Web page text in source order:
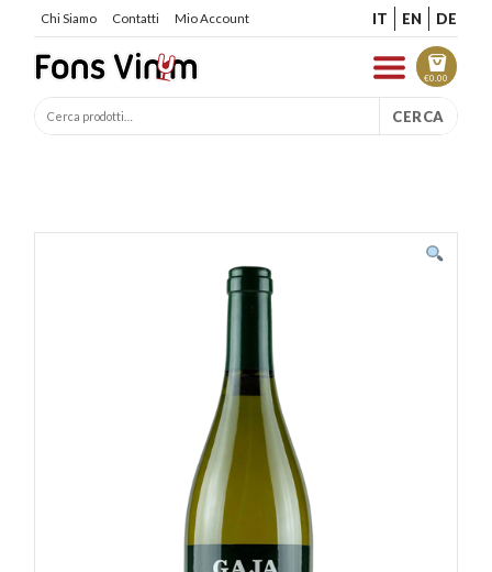
Chi Siamo Contatti Mio Account IT EN DE
€0.00
CERCA